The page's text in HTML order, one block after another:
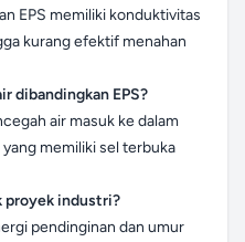
EPS memiliki konduktivitas
kurang efektif menahan
dibandingkan EPS?
air masuk ke dalam
memiliki sel terbuka
proyek industri?
pendinginan dan umur